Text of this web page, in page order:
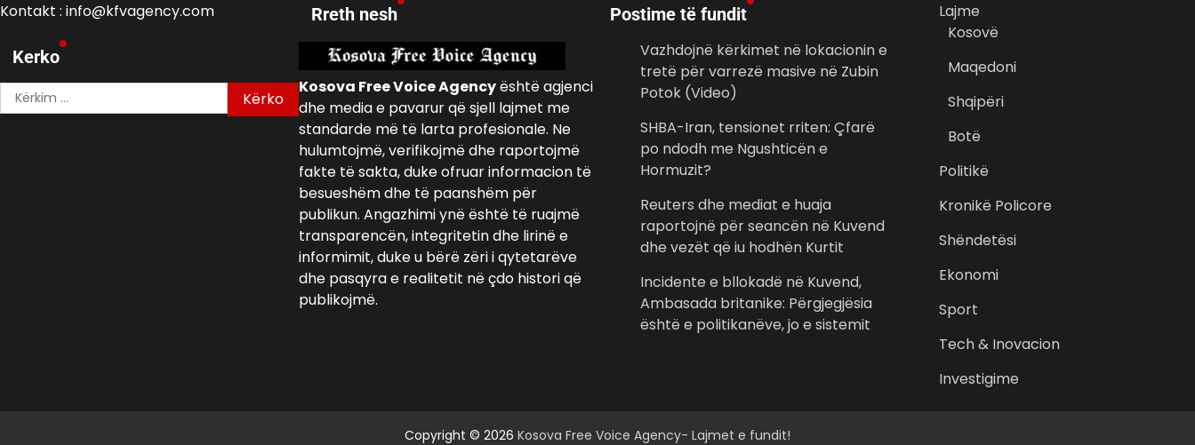
Kontakt : info@kfvagency.com
Kerko
Kërko
për:
Rreth nesh
Kosova Free Voice Agencyështë agjenci
dhe media e pavarur që sjell lajmet me
standarde më të larta profesionale. Ne
hulumtojmë, verifikojmë dhe raportojmë
fakte të sakta, duke ofruar informacion të
besueshëm dhe të paanshëm për
publikun. Angazhimi ynë është të ruajmë
transparencën, integritetin dhe lirinë e
informimit, duke u bërë zëri i qytetarëve
dhe pasqyra e realitetit në çdo histori që
publikojmë.
Postime të fundit
Vazhdojnë kërkimet në lokacionin e
tretë për varrezë masive në Zubin
Potok (Video)
SHBA-Iran, tensionet rriten: Çfarë
po ndodh me Ngushticën e
Hormuzit?
Reuters dhe mediat e huaja
raportojnë për seancën në Kuvend
dhe vezët që iu hodhën Kurtit
Incidente e bllokadë në Kuvend,
Ambasada britanike: Përgjegjësia
është e politikanëve, jo e sistemit
Lajme
Kosovë
Maqedoni
Shqipëri
Botë
Politikë
Kronikë Policore
Shëndetësi
Ekonomi
Sport
Tech & Inovacion
Investigime